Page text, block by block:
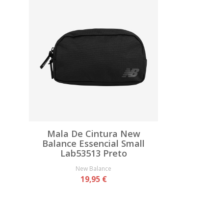
Mala De Cintura New
Balance Essencial Small
Lab53513 Preto
New Balance
19,95 €